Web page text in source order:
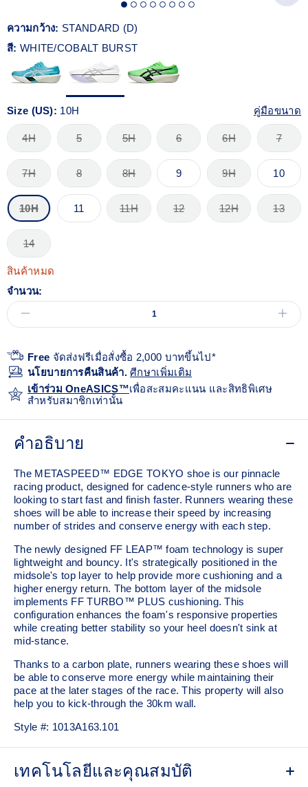
ความกว้าง: STANDARD (D)
สี: WHITE/COBALT BURST
Size (US): 10H คู่มือขนาด
4H 5 5H 6 6H 7
7H 8 8H 9 9H 10
10H 11 11H 12 12H 13
14
สินค้าหมด
จำนวน:
Free จัดส่งฟรีเมื่อสั่งซื้อ 2,000 บาทขึ้นไป*
นโยบายการคืนสินค้า.ศีกษาเพิ่มเติม
เข้าร่วม OneASICS™เพื่อสะสมคะแนน และสิทธิพิเศษ
สำหรับสมาชิกเท่านั้น
คำอธิบาย
The METASPEED™ EDGE TOKYO shoe is our pinnacle
racing product, designed for cadence-style runners who are
looking to start fast and finish faster. Runners wearing these
shoes will be able to increase their speed by increasing
number of strides and conserve energy with each step.
The newly designed FF LEAP™ foam technology is super
lightweight and bouncy. It's strategically positioned in the
midsole's top layer to help provide more cushioning and a
higher energy return. The bottom layer of the midsole
implements FF TURBO™ PLUS cushioning. This
configuration enhances the foam's responsive properties
while creating better stability so your heel doesn't sink at
mid-stance.
Thanks to a carbon plate, runners wearing these shoes will
be able to conserve more energy while maintaining their
pace at the later stages of the race.​ This property will also
help you to kick-through the 30km wall.
Style #: 1013A163.101
เทคโนโลยีและคุณสมบัติ